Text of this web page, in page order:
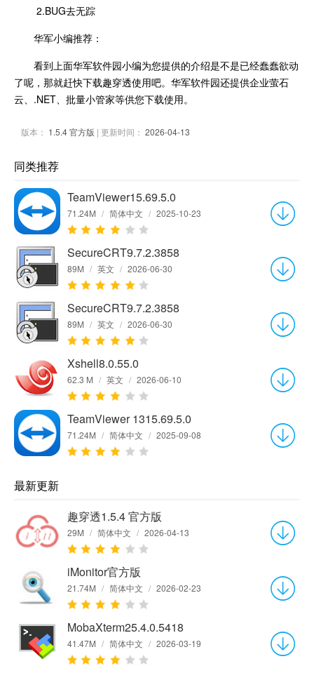
2.BUG去无踪
华军小编推荐：
看到上面华军软件园小编为您提供的介绍是不是已经蠢蠢欲动
了呢，那就赶快下载趣穿透使用吧。华军软件园还提供企业萤石
云、.NET、批量小管家等供您下载使用。
版本： 1.5.4 官方版 | 更新时间： 2026-04-13
同类推荐
TeamViewer15.69.5.0
71.24M / 简体中文 / 2025-10-23
SecureCRT9.7.2.3858
89M / 英文 / 2026-06-30
SecureCRT9.7.2.3858
89M / 英文 / 2026-06-30
Xshell8.0.55.0
62.3 M / 英文 / 2026-06-10
TeamViewer 1315.69.5.0
71.24M / 简体中文 / 2025-09-08
最新更新
趣穿透1.5.4 官方版
29M / 简体中文 / 2026-04-13
iMonitor官方版
21.74M / 简体中文 / 2026-02-23
MobaXterm25.4.0.5418
41.47M / 简体中文 / 2026-03-19